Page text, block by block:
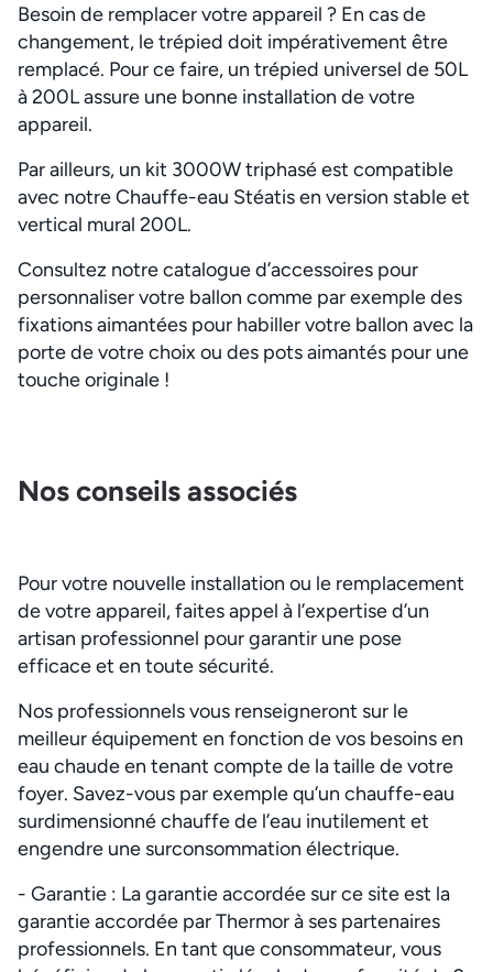
Besoin de remplacer votre appareil ? En cas de
changement, le trépied doit impérativement être
remplacé. Pour ce faire, un trépied universel de 50L
à 200L assure une bonne installation de votre
appareil.
Par ailleurs, un kit 3000W triphasé est compatible
avec notre Chauffe-eau Stéatis en version stable et
vertical mural 200L.
Consultez notre catalogue d’accessoires pour
personnaliser votre ballon comme par exemple des
fixations aimantées pour habiller votre ballon avec la
porte de votre choix ou des pots aimantés pour une
touche originale !
Nos conseils associés
Pour votre nouvelle installation ou le remplacement
de votre appareil, faites appel à l’expertise d’un
artisan professionnel pour garantir une pose
efficace et en toute sécurité.
Nos professionnels vous renseigneront sur le
meilleur équipement en fonction de vos besoins en
eau chaude en tenant compte de la taille de votre
foyer. Savez-vous par exemple qu’un chauffe-eau
surdimensionné chauffe de l’eau inutilement et
engendre une surconsommation électrique.
- Garantie : La garantie accordée sur ce site est la
garantie accordée par Thermor à ses partenaires
professionnels. En tant que consommateur, vous